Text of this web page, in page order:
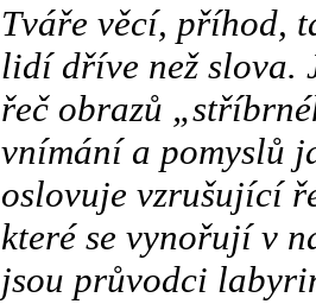
Tváře věcí, příhod,
lidí dříve než slova.
řeč obrazů
vnímání a pomyslů
oslovuje vzrušující
které se vynořují v
jsou průvodci